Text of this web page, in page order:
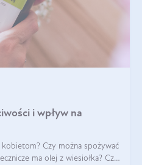
i wpływ na
Czy można spożywać
ma olej z wiesiołka? Czy